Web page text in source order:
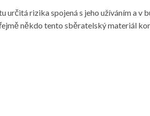
rizika spojená s jeho užíváním a v
někdo tento sběratelský materiál